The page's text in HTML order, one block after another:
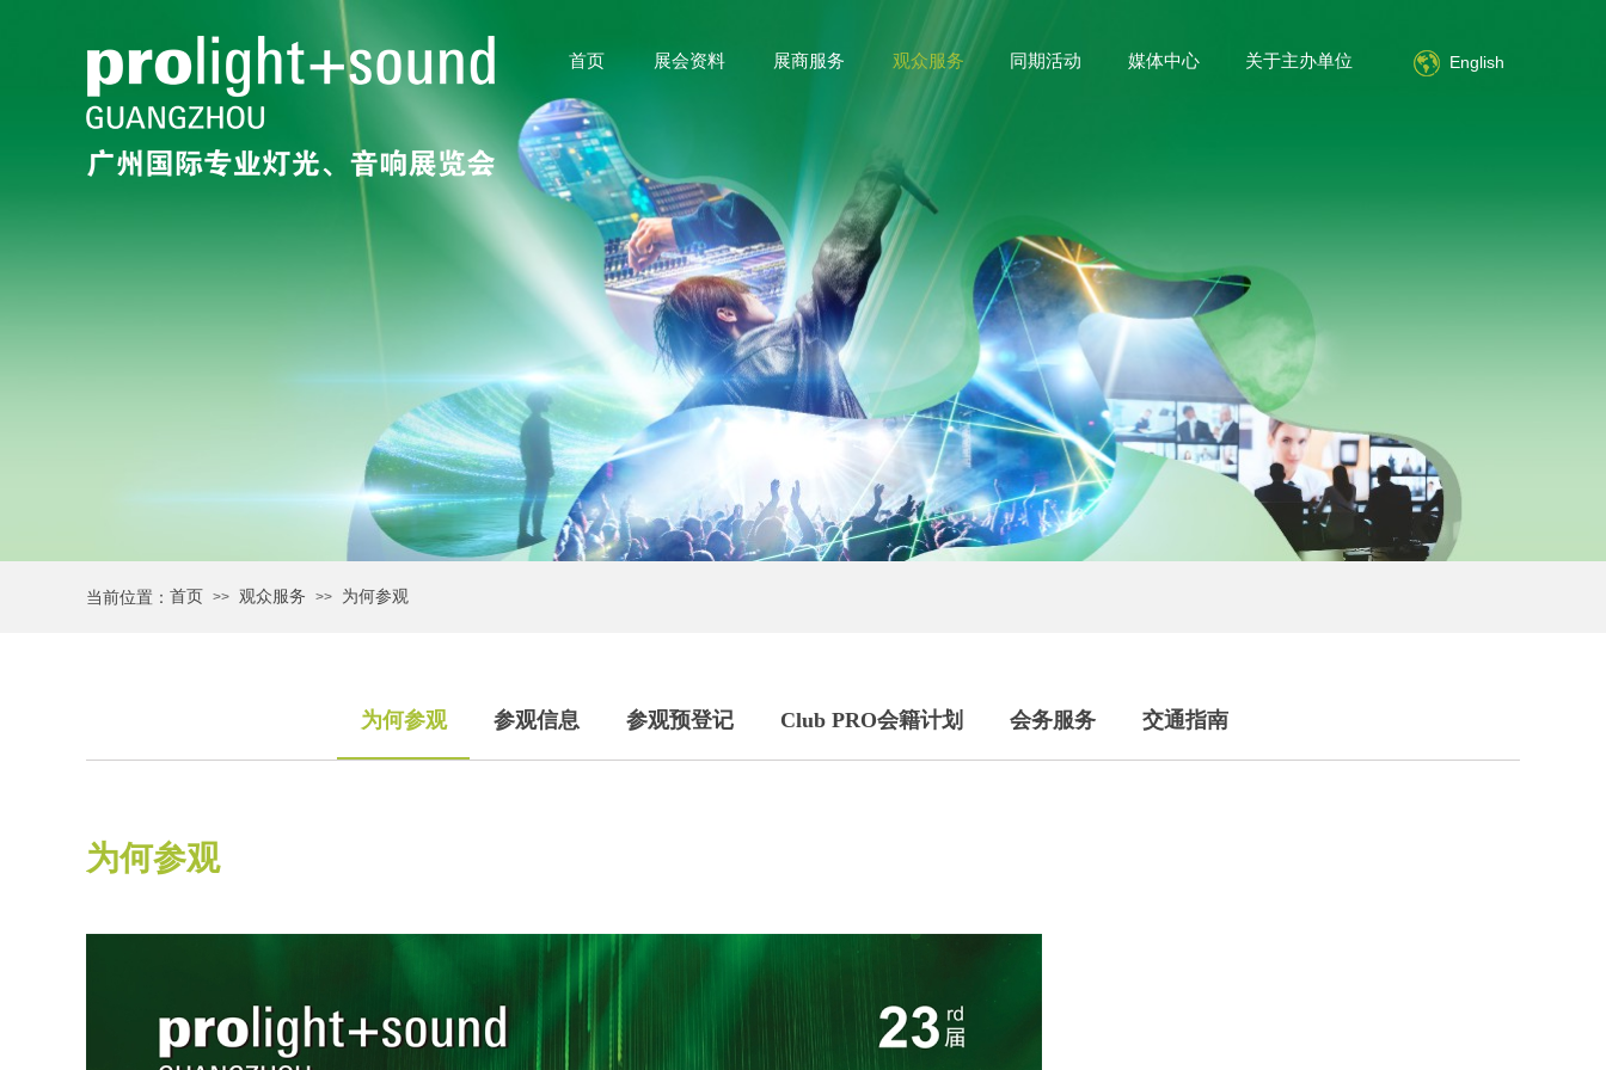
展商服务 媒体中心 关于主办单位
首页 展会资料 同期活动
观众服务 English
简体中文 English
首页 >> 观众服务 >> 为何参观
当前位置：
为何参观 参观信息 参观预登记 Club PRO会籍计划 会务服务 交通指南
为何参观